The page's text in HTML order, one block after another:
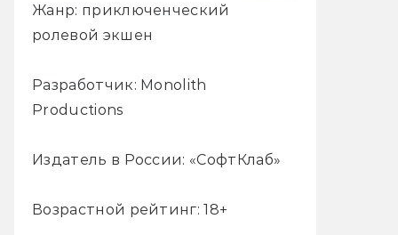
Жанр: приключенческий
ролевой экшен
Разработчик: Monolith
Productions
Издатель в России: «СофтКлаб»
Возрастной рейтинг: 18+